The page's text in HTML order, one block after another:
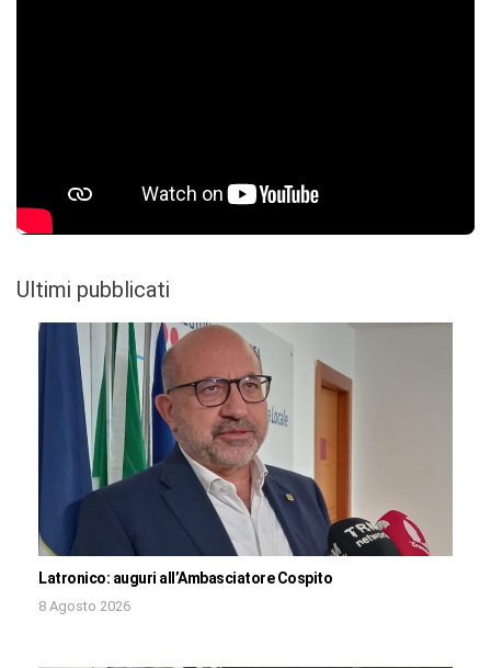
Ultimi pubblicati
Latronico: auguri all’Ambasciatore Cospito
8 Agosto 2026